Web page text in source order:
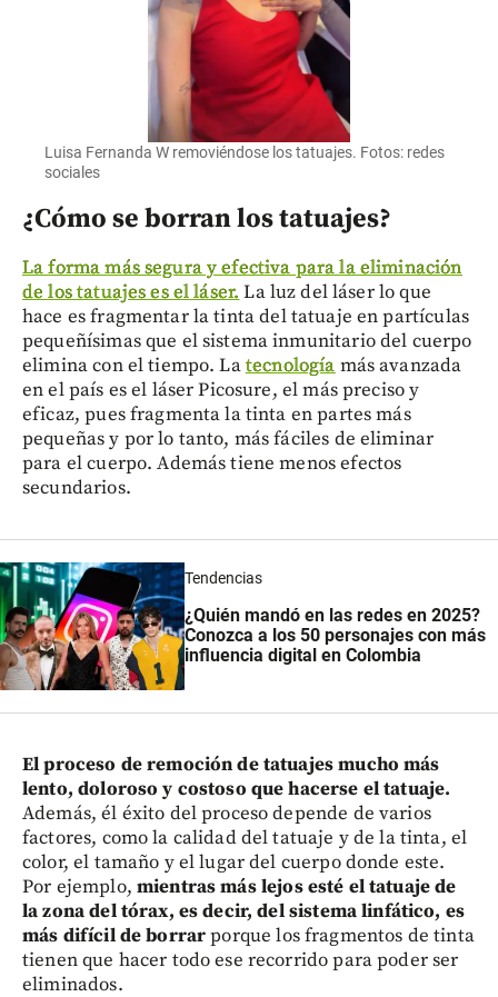
Luisa Fernanda W removiéndose los tatuajes. Fotos: redes
sociales
¿Cómo se borran los tatuajes?
La forma más segura y efectiva para la eliminación
de los tatuajes es el láser. La luz del láser lo que
hace esfragmentar la tinta del tatuaje en partículas
pequeñísimas que el sistema inmunitario del cuerpo
elimina con el tiempo. Latecnología más avanzada
en el país es el láser Picosure, el más preciso y
eficaz, pues fragmenta la tinta en partes más
pequeñas y por lo tanto, más fáciles de eliminar
para el cuerpo. Además tiene menos efectos
secundarios.
Tendencias
¿Quién mandó en las redes en 2025?
Conozca a los 50 personajes con más
influencia digital en Colombia
El proceso de remoción de tatuajes mucho más
lento, doloroso y costoso que hacerse el tatuaje.
Además, él éxito del proceso depende de varios
factores, como la calidad del tatuaje y de la tinta, el
color, el tamaño y el lugar del cuerpo donde este.
Por ejemplo, mientras más lejos esté el tatuaje de
la zona del tórax, es decir, del sistema linfático, es
más difícil de borrarporque los fragmentos de tinta
tienen que hacer todo ese recorrido para poder ser
eliminados.